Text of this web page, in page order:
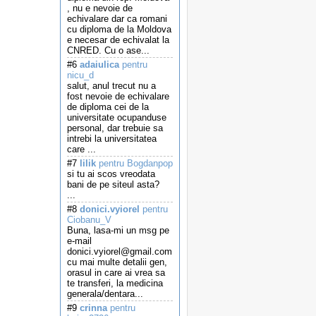
, nu e nevoie de
echivalare dar ca romani
cu diploma de la Moldova
e necesar de echivalat la
CNRED. Cu o ase...
#6 adaiulicapentru
nicu_d
salut, anul trecut nu a
fost nevoie de echivalare
de diploma cei de la
universitate ocupanduse
personal, dar trebuie sa
intrebi la universitatea
care ...
#7 lilik pentru Bogdanpop
si tu ai scos vreodata
bani de pe siteul asta?
...
#8 donici.vyiorel pentru
Ciobanu_V
Buna, lasa-mi un msg pe
e-mail
donici.vyiorel@gmail.com
cu mai multe detalii gen,
orasul in care ai vrea sa
te transferi, la medicina
generala/dentara...
#9 crinnapentru